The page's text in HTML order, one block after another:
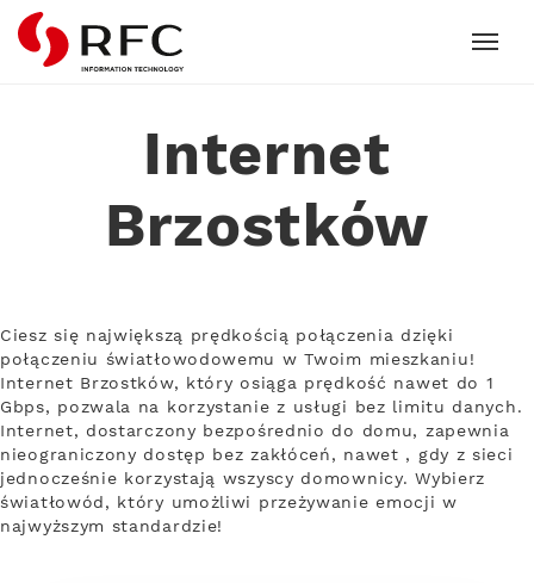
RFC
Internet
Brzostków
Ciesz się największą prędkością połączenia dzięki
połączeniu światłowodowemu w Twoim mieszkaniu!
Internet Brzostków, który osiąga prędkość nawet do 1
Gbps, pozwala na korzystanie z usługi bez limitu danych.
Internet, dostarczony bezpośrednio do domu, zapewnia
nieograniczony dostęp bez zakłóceń, nawet , gdy z sieci
jednocześnie korzystają wszyscy domownicy. Wybierz
światłowód, który umożliwi przeżywanie emocji w
najwyższym standardzie!